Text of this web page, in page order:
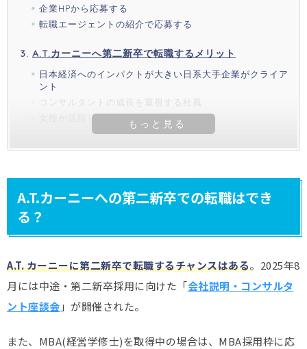
企業HPから応募する
転職エージェントの紹介で応募する
A.T.カーニーへ第二新卒で転職するメリット
日本経済へのインパクトが大きい日系大手企業がクライア
ント
コンサルタントの成長を重視する社風
女性が活躍しやすい職場環境
A.T.カーニーへの第二新卒での転職はでき
る？
A.T. カーニーに第二新卒で転職するチャンスはある。2025年8
月には中途・第二新卒採用に向けた「会社説明・コンサルタ
ント座談会 」が開催された。
また、MBA(経営学修士)を取得中の場合は、MBA採用枠に応